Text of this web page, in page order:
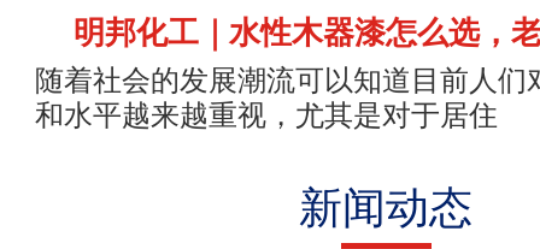
明邦化工｜水性木器漆怎么选，
随着社会的发展潮流可以知道目前人们
和水平越来越重视，尤其是对于居住
新闻动态